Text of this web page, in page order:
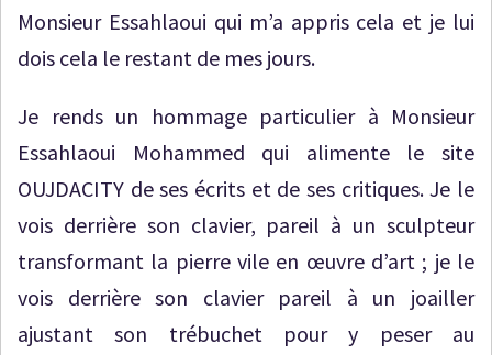
Monsieur Essahlaoui qui m’a appris cela et je lui
dois cela le restant de mes jours.
Je rends un hommage particulier à Monsieur
Essahlaoui Mohammed qui alimente le site
OUJDACITY de ses écrits et de ses critiques. Je le
vois derrière son clavier, pareil à un sculpteur
transformant la pierre vile en œuvre d’art ; je le
vois derrière son clavier pareil à un joailler
ajustant son trébuchet pour y peser au